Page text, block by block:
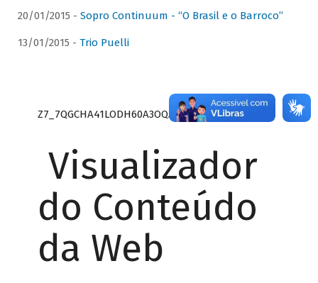
20/01/2015 - Sopro Continuum - “O Brasil e o Barroco”
13/01/2015 - Trio Puelli
Z7_7QGCHA41LODH60A3OQA8RN1415
Visualizador
do Conteúdo
da Web